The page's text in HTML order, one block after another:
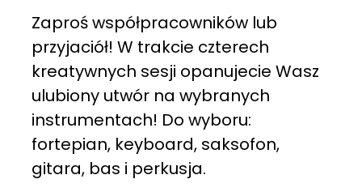
Zaproś współpracowników lub
przyjaciół! W trakcie czterech
kreatywnych sesji opanujecie Wasz
ulubiony utwór na wybranych
instrumentach! Do wyboru:
fortepian, keyboard, saksofon,
gitara, bas i perkusja.